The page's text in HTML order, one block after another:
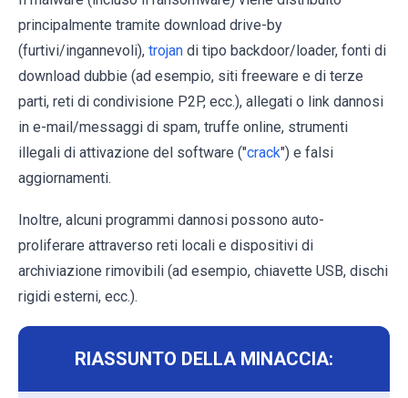
principalmente tramite download drive-by
(furtivi/ingannevoli), trojan di tipo backdoor/loader, fonti di
download dubbie (ad esempio, siti freeware e di terze
parti, reti di condivisione P2P, ecc.), allegati o link dannosi
in e-mail/messaggi di spam, truffe online, strumenti
illegali di attivazione del software ("crack") e falsi
aggiornamenti.
Inoltre, alcuni programmi dannosi possono auto-
proliferare attraverso reti locali e dispositivi di
archiviazione rimovibili (ad esempio, chiavette USB, dischi
rigidi esterni, ecc.).
RIASSUNTO DELLA MINACCIA: